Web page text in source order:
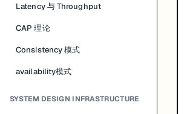
Latency 与 Throughput
CAP 理论
Consistency 模式
availability模式
SYSTEM DESIGN INFRASTRUCTURE